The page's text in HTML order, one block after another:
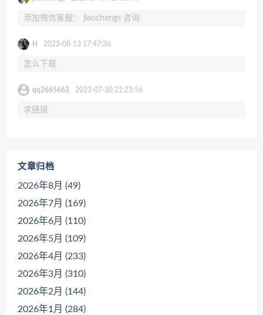
添加微信客服： jiaochengs 咨询
H 2023-08-13 17:47:36
怎么下载
qq2665662 2023-07-30 21:23:56
求链接
文章归档
2026年8月 (49)
2026年7月 (169)
2026年6月 (110)
2026年5月 (109)
2026年4月 (233)
2026年3月 (310)
2026年2月 (144)
2026年1月 (284)